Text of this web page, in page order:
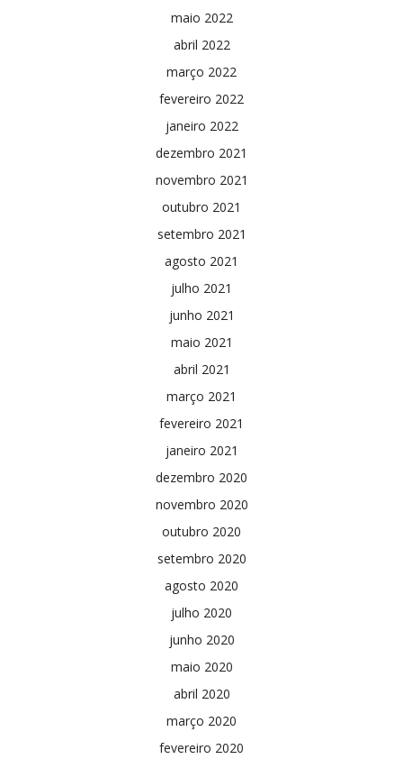
maio 2022
abril 2022
março 2022
fevereiro 2022
janeiro 2022
dezembro 2021
novembro 2021
outubro 2021
setembro 2021
agosto 2021
julho 2021
junho 2021
maio 2021
abril 2021
março 2021
fevereiro 2021
janeiro 2021
dezembro 2020
novembro 2020
outubro 2020
setembro 2020
agosto 2020
julho 2020
junho 2020
maio 2020
abril 2020
março 2020
fevereiro 2020